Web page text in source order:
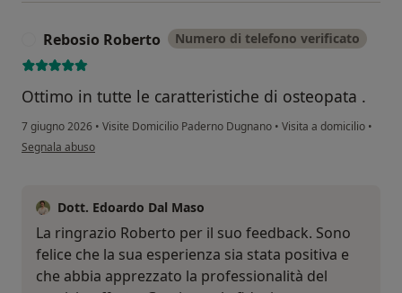
Rebosio Roberto Numero di telefono verificato
Ottimo in tutte le caratteristiche di osteopata .
7 giugno 2026 • Visite Domicilio Paderno Dugnano • Visita a domicilio •
secondo l'opinione dell'utente Rebosio Roberto
Segnala abuso
Dott. Edoardo Dal Maso
La ringrazio Roberto per il suo feedback. Sono
felice che la sua esperienza sia stata positiva e
che abbia apprezzato la professionalità del